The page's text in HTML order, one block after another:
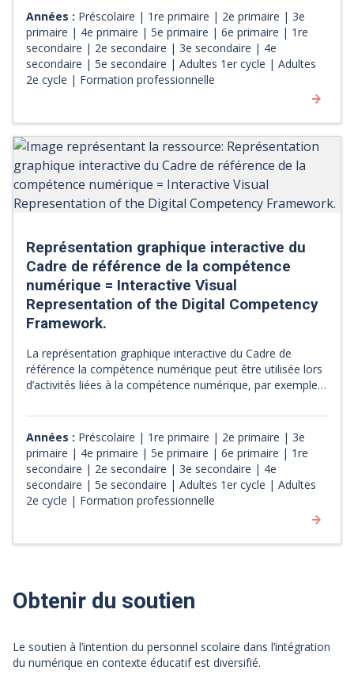
Digital Competency Framework and individual images for
the 12 dimensions can be used for activities that integrate
digital competency, for example to add to a presentation.
Années : Préscolaire | 1re primaire | 2e primaire | 3e
primaire | 4e primaire | 5e primaire | 6e primaire | 1re
secondaire | 2e secondaire | 3e secondaire | 4e
secondaire | 5e secondaire | Adultes 1er cycle | Adultes
2e cycle | Formation professionnelle
Représentation graphique interactive du
Cadre de référence de la compétence
numérique = Interactive Visual
Representation of the Digital Competency
Framework.
La représentation graphique interactive du Cadre de
référence la compétence numérique peut être utilisée lors
d’activités liées à la compétence numérique, par exemple
be used for activities that integrate digital competency, for
example to add to a presentation.
Années : Préscolaire | 1re primaire | 2e primaire | 3e
primaire | 4e primaire | 5e primaire | 6e primaire | 1re
secondaire | 2e secondaire | 3e secondaire | 4e
secondaire | 5e secondaire | Adultes 1er cycle | Adultes
2e cycle | Formation professionnelle
Obtenir du soutien
Le soutien à l’intention du personnel scolaire dans l’intégration
du numérique en contexte éducatif est diversifié.